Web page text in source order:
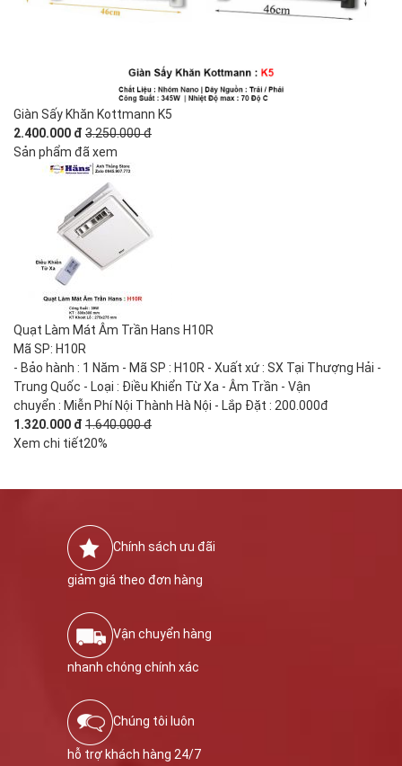
Giàn Sấy Khăn Kottmann K5
2.400.000 đ 3.250.000 đ
Sản phẩm đã xem
Quạt Làm Mát Âm Trần Hans H10R
Mã SP: H10R
- Bảo hành : 1 Năm - Mã SP : H10R - Xuất xứ : SX Tại Thượng Hải -
Trung Quốc - Loại : Điều Khiển Từ Xa - Âm Trần - Vận
chuyển : Miễn Phí Nội Thành Hà Nội - Lắp Đặt : 200.000đ
1.320.000 đ 1.640.000 đ
Xem chi tiết20%
Chính sách ưu đãi
giảm giá theo đơn hàng
Vận chuyển hàng
nhanh chóng chính xác
Chúng tôi luôn
hỗ trợ khách hàng 24/7